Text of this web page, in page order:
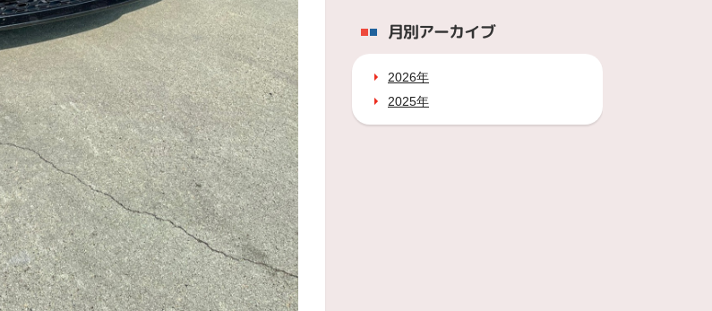
月別アーカイブ
2026年
2025年